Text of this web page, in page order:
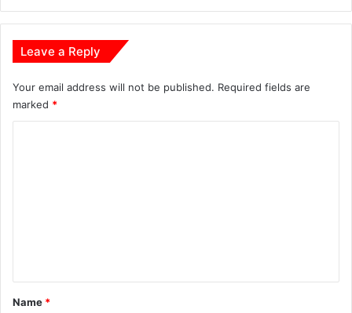
Leave a Reply
Your email address will not be published. Required fields are
marked *
*
Name *